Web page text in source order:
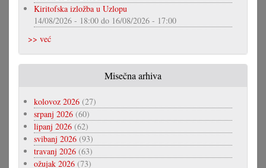
Kiritofska izložba u Uzlopu
14/08/2026 - 18:00 do 16/08/2026 - 17:00
>> već
Misečna arhiva
kolovoz 2026 (27)
srpanj 2026 (60)
lipanj 2026 (62)
svibanj 2026 (93)
travanj 2026 (63)
ožujak 2026 (73)